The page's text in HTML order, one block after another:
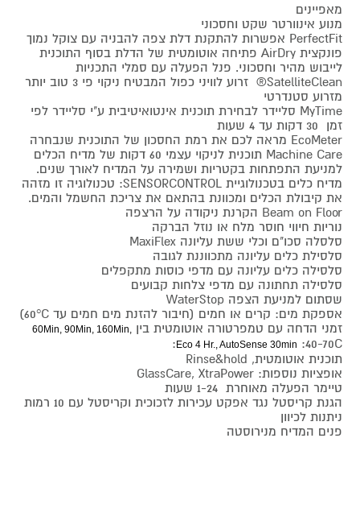
מאפיינים
מנוע אינוורטר שקט וחסכוני
PerfectFit אפשרות להתקנת דלת צפה להבניה עם צוקל נמוך
פונקצית AirDry פתיחה אוטומטית של הדלת בסוף התוכנית
לייבוש מהיר וחסכוני. פנל הפעלה עם סמלי התכניות
SatelliteClean® זרוע לוויני כפול המבטיח ניקוי פי 3 טוב יותר
מזרוע סטנדרטי
MyTime סליידר לבחירת תוכנית אינטואיטיבית ע"י סליידר לפי
זמן 30 דקות עד 4 שעות
EcoMeter מראה לכם את רמת החסכון של התוכנית שנבחרה
Machine Care תוכנית לניקוי עצמי 60 דקות של מדיח הכלים
למניעת התפתחות בקטריות ושמירה על המדיח לאורך שנים.
מדיח כלים בטכנולוגיית SENSORCONTROL: טכנולוגיה זו מזהה
את קיבולת הכלים ומכוונת בהתאם את צריכת החשמל והמים.
Beam on Floor הקרנת ניקודה על הרצפה
נוריות חיווי חוסר מלח או נוזל הברקה
סלסלה סכו"ם וכלי ששת עליונה MaxiFlex
סלסילת כלים עליונה מתכווננת לגובה
סלסילה כלים עליונה עם מדפי כוסות מתקפלים
סלסילה תחתונה עם מדפי צלחות קבועים
שסתום למניעת הצפה WaterStop
אספקת מים: קרים או חמים (חיבור להזנת מים חמים עד 60°C)
זמני הדחה עם טמפרטורה אוטומטית בין
60Min, 90Min, 160Min,
Eco 4 Hr., AutoSense 30min :40-70C:
תוכנית אוטומטית, Rinse&hold
אופציות נוספות: GlassCare, XtraPower
טיימר הפעלה מאוחרת 1-24 שעות
הגנת קריסטל נגד אפקט עכירות לזכוכית וקריסטל עם 10 רמות
ניתנות לכיוון
פנים המדיח מנירוסטה